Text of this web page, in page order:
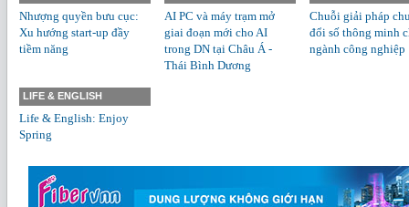
Nhượng quyền bưu cục:
Xu hướng start-up đầy
tiềm năng
AI PC và máy trạm mở
giai đoạn mới cho AI
trong DN tại Châu Á -
Thái Bình Dương
Chuỗi giải pháp
đổi số thông minh
ngành công nghiệp
LIFE & ENGLISH
Life & English: Enjoy
Spring